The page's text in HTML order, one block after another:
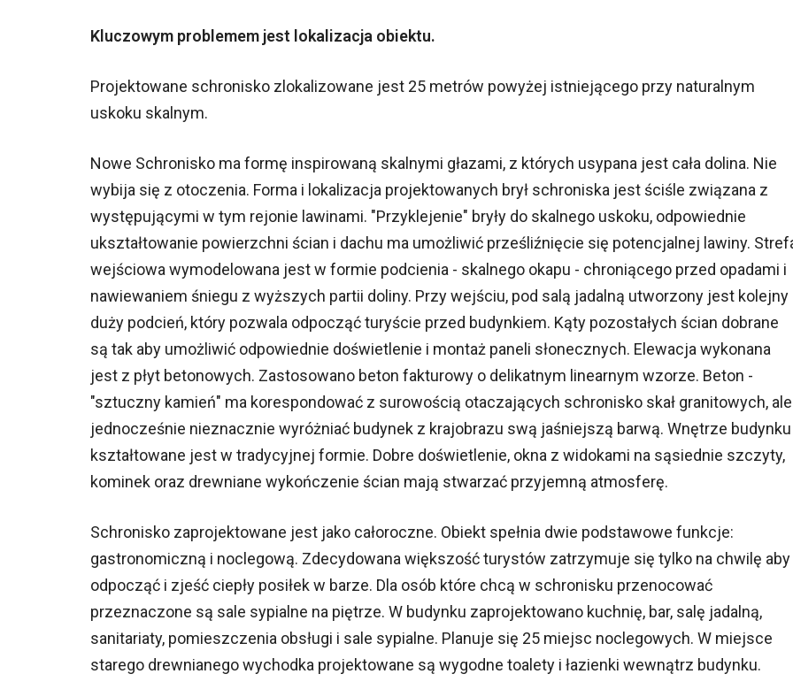
Kluczowym problemem jest lokalizacja obiektu.
Projektowane schronisko zlokalizowane jest 25 metrów powyżej istniejącego przy naturalnym
uskoku skalnym.
Nowe Schronisko ma formę inspirowaną skalnymi głazami, z których usypana jest cała dolina. Nie
wybija się z otoczenia. Forma i lokalizacja projektowanych brył schroniska jest ściśle związana z
występującymi w tym rejonie lawinami. "Przyklejenie" bryły do skalnego uskoku, odpowiednie
ukształtowanie powierzchni ścian i dachu ma umożliwić prześliźnięcie się potencjalnej lawiny.
wejściowa wymodelowana jest w formie podcienia - skalnego okapu - chroniącego przed opadami i
nawiewaniem śniegu z wyższych partii doliny. Przy wejściu, pod salą jadalną utworzony jest kolejny
duży podcień, który pozwala odpocząć turyście przed budynkiem. Kąty pozostałych ścian dobrane
są tak aby umożliwić odpowiednie doświetlenie i montaż paneli słonecznych. Elewacja wykonana
jest z płyt betonowych. Zastosowano beton fakturowy o delikatnym linearnym wzorze. Beton -
"sztuczny kamień" ma korespondować z surowością otaczających schronisko skał granitowych, ale
jednocześnie nieznacznie wyróżniać budynek z krajobrazu swą jaśniejszą barwą. Wnętrze budynku
kształtowane jest w tradycyjnej formie. Dobre doświetlenie, okna z widokami na sąsiednie szczyty,
kominek oraz drewniane wykończenie ścian mają stwarzać przyjemną atmosferę.
Schronisko zaprojektowane jest jako całoroczne. Obiekt spełnia dwie podstawowe funkcje:
gastronomiczną i noclegową. Zdecydowana większość turystów zatrzymuje się tylko na chwilę aby
odpocząć i zjeść ciepły posiłek w barze. Dla osób które chcą w schronisku przenocować
przeznaczone są sale sypialne na piętrze. W budynku zaprojektowano kuchnię, bar, salę jadalną,
sanitariaty, pomieszczenia obsługi i sale sypialne. Planuje się 25 miejsc noclegowych. W miejsce
starego drewnianego wychodka projektowane są wygodne toalety i łazienki wewnątrz budynku.